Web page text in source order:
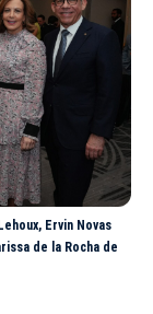
Ervin Novas
de la Rocha de